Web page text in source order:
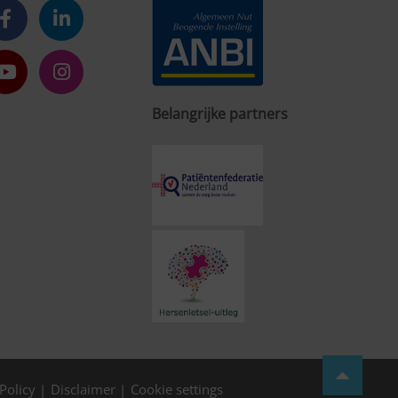
Belangrijke partners
Disclaimer Cookie settings